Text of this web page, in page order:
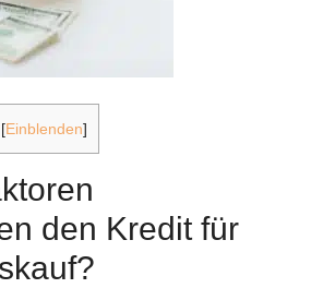
[Einblenden]
den Kredit für